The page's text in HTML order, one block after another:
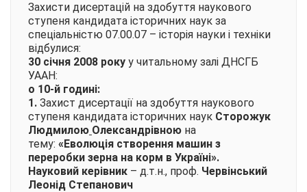
Захисти дисертацій на здобуття наукового
ступеня кандидата історичних наук за
спеціальністю 07.00.07 – історія науки і техніки
відбулися:
30 січня 2008 року у читальному залі ДНСГБ
УААН:
о 10-й годині:
1. Захист дисертації на здобуття наукового
ступеня кандидата історичних наук Сторожук
Людмилою Олександрівною на
тему: «Еволюція створення машин з
переробки зерна на корм в Україні».
Науковий керівник – д.т.н., проф. Червінський
Леонід Степанович